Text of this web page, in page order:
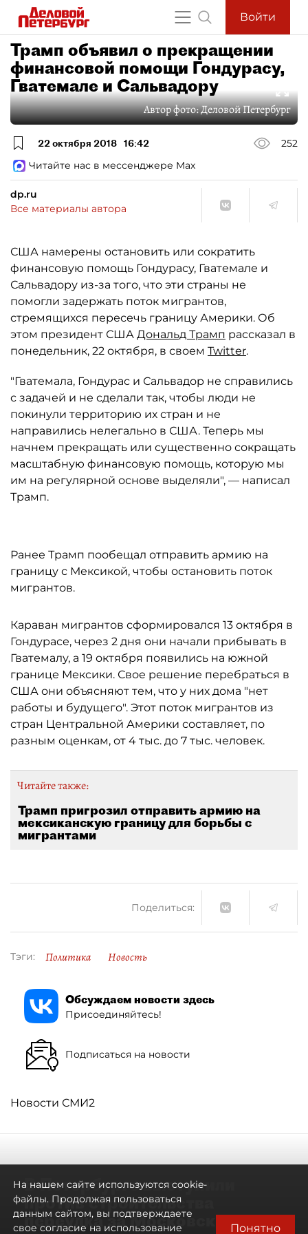
Войти
Трамп объявил о прекращении
финансовой помощи Гондурасу,
Гватемале и Сальвадору
Автор фото:Деловой Петербург
22 октября 2018 16:42
252
Читайте нас в мессенджере Max
dp.ru
Все материалы автора
США намерены остановить или сократить
финансовую помощь Гондурасу, Гватемале и
Сальвадору из-за того, что эти страны не
помогли задержать поток мигрантов,
стремящихся пересечь границу Америки. Об
этом президент США Дональд Трамп рассказал в
понедельник, 22 октября, в своем Twitter.
"Гватемала, Гондурас и Сальвадор не справились
с задачей и не сделали так, чтобы люди не
покинули территорию их стран и не
направились нелегально в США. Теперь мы
начнем прекращать или существенно сокращать
масштабную финансовую помощь, которую мы
им на регулярной основе выделяли", — написал
Трамп.
Ранее Трамп пообещал отправить армию на
границу с Мексикой, чтобы остановить поток
мигрантов.
Караван мигрантов сформировался 13 октября в
Гондурасе, через 2 дня они начали прибывать в
Гватемалу, а 19 октября появились на южной
границе Мексики. Свое решение перебраться в
США они объясняют тем, что у них дома "нет
работы и будущего". Этот поток мигрантов из
стран Центральной Америки составляет, по
разным оценкам, от 4 тыс. до 7 тыс. человек.
Читайте также:
Трамп пригрозил отправить армию на
мексиканскую границу для борьбы с
мигрантами
Поделиться:
Тэги: Политика Новость
Обсуждаем новости здесь
Присоединяйтесь!
Подписаться на новости
Новости СМИ2
В Петербурге выступили
против строительства
переулка за Московским
На нашем сайте используются cookie-
файлы. Продолжая пользоваться
данным сайтом, вы подтверждаете
свое согласие на использование
Понятно